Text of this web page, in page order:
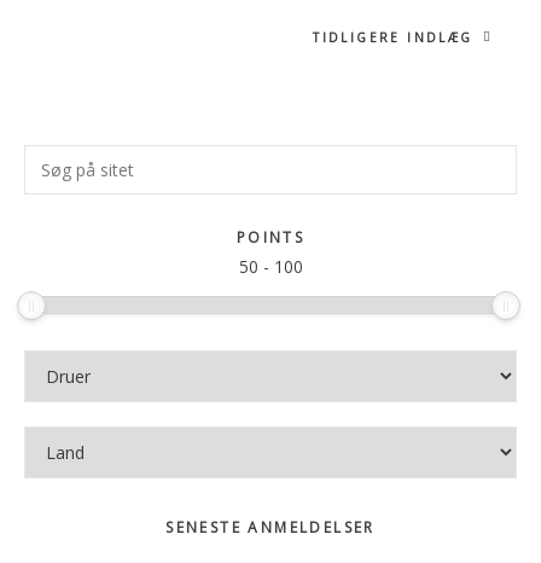
TIDLIGERE INDLÆG
Primær
Sidebar
Søg
på
POINTS
50 - 100
SENESTE ANMELDELSER